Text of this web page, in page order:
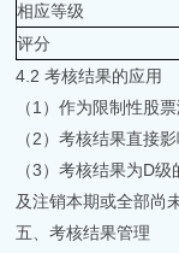
相应等级
评分
4.2 考核结果的应用
（1）作为限制性股
（2）考核结果直接
（3）考核结果为D
及注销本期或全部尚
五、考核结果管理